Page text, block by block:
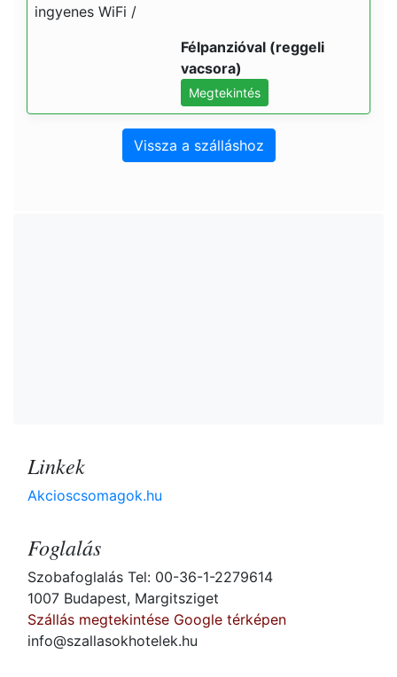
ingyenes WiFi /
Félpanzióval (reggeli
vacsora)
Megtekintés
Vissza a szálláshoz
Linkek
Akcioscsomagok.hu
Foglalás
Szobafoglalás Tel: 00-36-1-2279614
1007 Budapest, Margitsziget
Szállás megtekintése Google térképen
info@szallasokhotelek.hu